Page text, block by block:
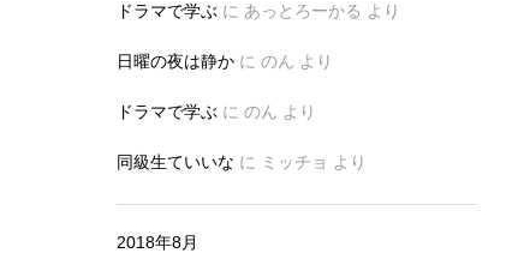
ドラマで学ぶ に あっとろーかる より
日曜の夜は静か に のん より
ドラマで学ぶ に のん より
同級生ていいな に ミッチョ より
2018年8月